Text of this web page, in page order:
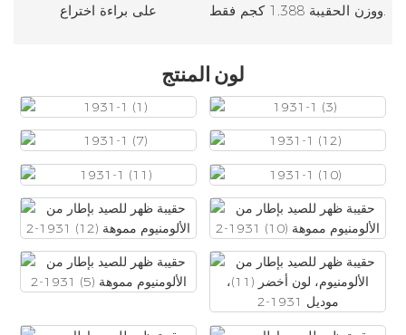
على براءة اختراع
ووزن الحقيبة 1.388 كجم فقط.
لون المنتج